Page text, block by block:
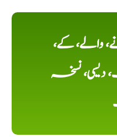
کے،
دیسی، نسخہ